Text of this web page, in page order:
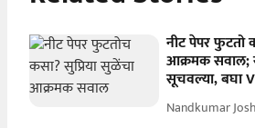
नीट पेपर फुटतो
आक्रमक सवाल;
सूचवल्या, बघा
Nandkumar